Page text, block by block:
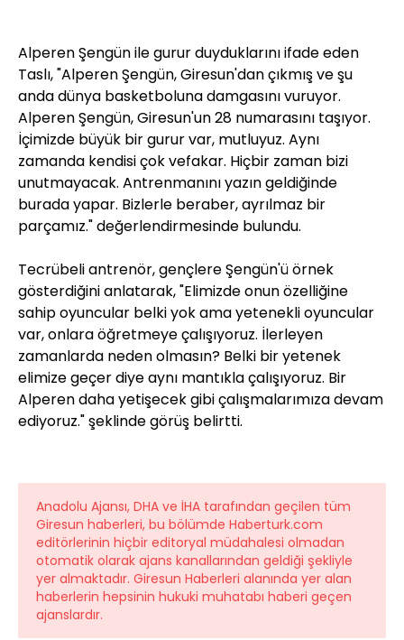
Alperen Şengün ile gurur duyduklarını ifade eden
Taslı, "Alperen Şengün, Giresun'dan çıkmış ve şu
anda dünya basketboluna damgasını vuruyor.
Alperen Şengün, Giresun'un 28 numarasını taşıyor.
İçimizde büyük bir gurur var, mutluyuz. Aynı
zamanda kendisi çok vefakar. Hiçbir zaman bizi
unutmayacak. Antrenmanını yazın geldiğinde
burada yapar. Bizlerle beraber, ayrılmaz bir
parçamız." değerlendirmesinde bulundu.
Tecrübeli antrenör, gençlere Şengün'ü örnek
gösterdiğini anlatarak, "Elimizde onun özelliğine
sahip oyuncular belki yok ama yetenekli oyuncular
var, onlara öğretmeye çalışıyoruz. İlerleyen
zamanlarda neden olmasın? Belki bir yetenek
elimize geçer diye aynı mantıkla çalışıyoruz. Bir
Alperen daha yetişecek gibi çalışmalarımıza devam
ediyoruz." şeklinde görüş belirtti.
Anadolu Ajansı, DHA ve İHA tarafından geçilen tüm
Giresun haberleri, bu bölümde Haberturk.com
editörlerinin hiçbir editoryal müdahalesi olmadan
otomatik olarak ajans kanallarından geldiği şekliyle
yer almaktadır. Giresun Haberleri alanında yer alan
haberlerin hepsinin hukuki muhatabı haberi geçen
ajanslardır.